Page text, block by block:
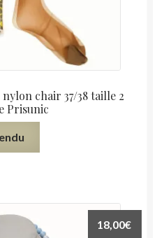
chair 37/38 taille 2
Prisunic
18,00€